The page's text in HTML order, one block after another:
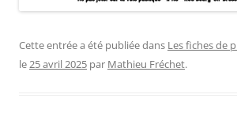
Cette entrée a été publiée dans Les fiches de
le25 avril 2025 par Mathieu Fréchet.